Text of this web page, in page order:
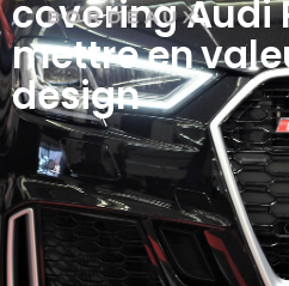
covering Audi
mettre en
design